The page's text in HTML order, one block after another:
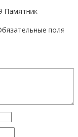
Памятник
поля